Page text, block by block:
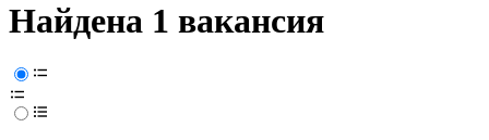
Найдена 1 вакансия